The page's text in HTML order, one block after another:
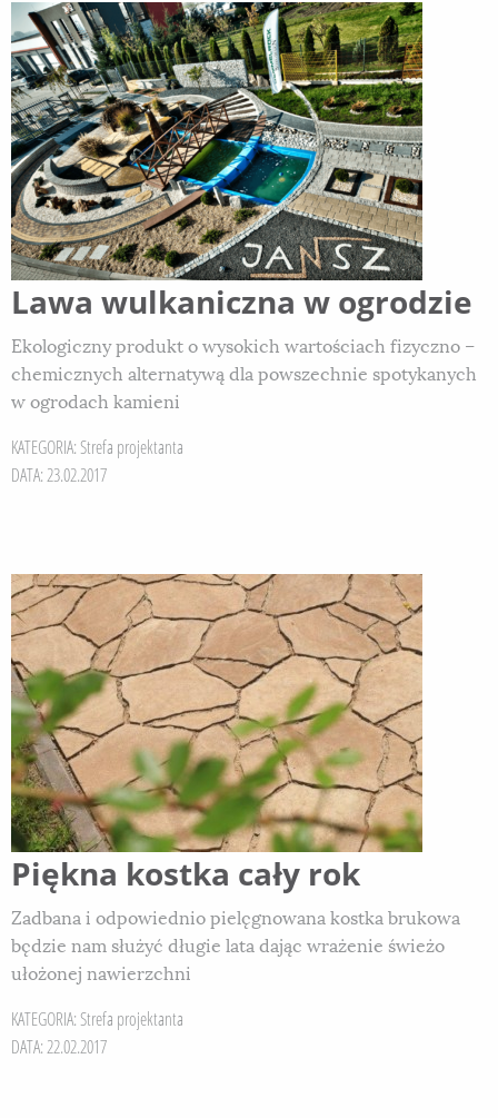
Lawa wulkaniczna w ogrodzie
Ekologiczny produkt o wysokich wartościach fizyczno –
chemicznych alternatywą dla powszechnie spotykanych
w ogrodach kamieni
KATEGORIA: Strefa projektanta
DATA: 23.02.2017
Piękna kostka cały rok
Zadbana i odpowiednio pielęgnowana kostka brukowa
będzie nam służyć długie lata dając wrażenie świeżo
ułożonej nawierzchni
KATEGORIA: Strefa projektanta
DATA: 22.02.2017